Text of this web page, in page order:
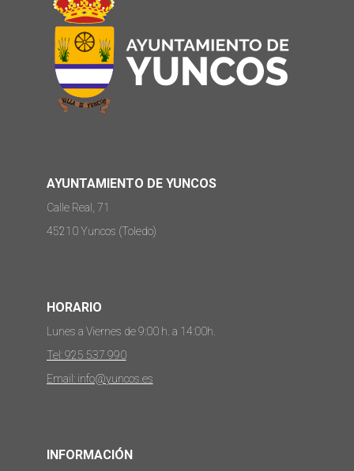
AYUNTAMIENTO DE YUNCOS
Calle Real, 71
45210 Yuncos (Toledo)
HORARIO
Lunes a Viernes de 9:00 h. a 14:00h.
Tel: 925 537 990
Email: info@yuncos.es
INFORMACIÓN